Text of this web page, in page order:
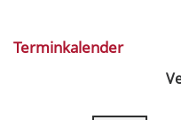
Terminkalender